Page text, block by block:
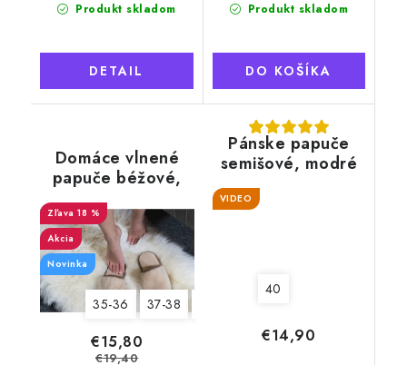
Produkt skladom
DETAIL
Produkt skladom
DO KOŠÍKA
Domáce vlnené
papuče béžové,
camel
18 %
Akcia
Novinka
35-36 37-38
€15,80
€19,40
Pánske papuče
semišové, modré
VIDEO
40
€14,90